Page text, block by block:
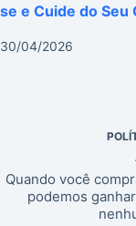
se e Cuide do Seu
30/04/2026
Quando você
podemos